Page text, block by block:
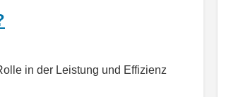
in der Leistung und Effizienz